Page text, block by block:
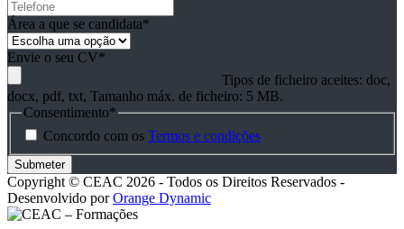
Área a que se candidata*
Envie o seu CV*
Tipos de ficheiro aceites: doc,
docx, pdf, txt, Tamanho máx. de ficheiro: 5 MB.
Consentimento*
Concordo com os Termos e condições
Copyright © CEAC 2026 - Todos os Direitos Reservados -
Desenvolvido porOrange Dynamic